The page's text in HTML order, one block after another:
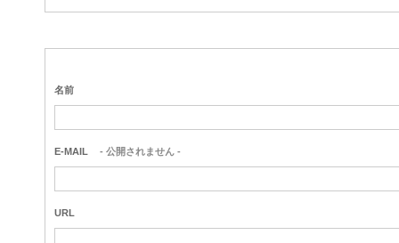
名前
E-MAIL - 公開されません -
URL